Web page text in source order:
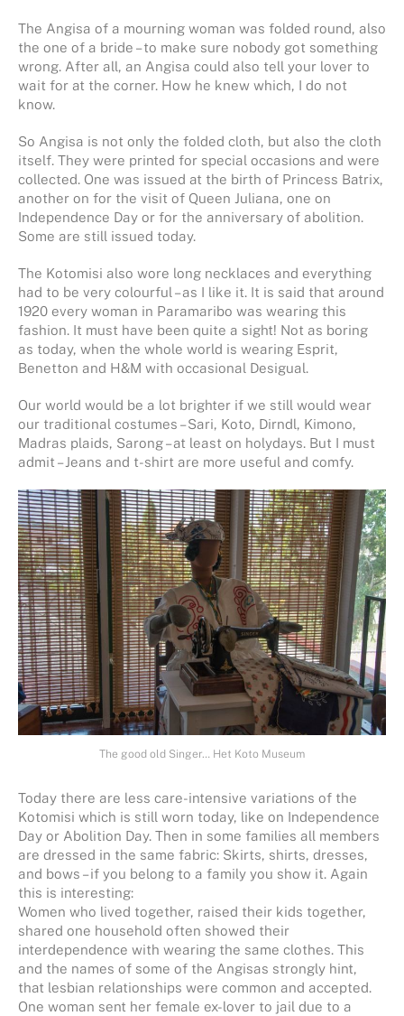
The Angisa of a mourning woman was folded round, also
the one of a bride – to make sure nobody got something
wrong. After all, an Angisa could also tell your lover to
wait for at the corner. How he knew which, I do not
know.
So Angisa is not only the folded cloth, but also the cloth
itself. They were printed for special occasions and were
collected. One was issued at the birth of Princess Batrix,
another on for the visit of Queen Juliana, one on
Independence Day or for the anniversary of abolition.
Some are still issued today.
The Kotomisi also wore long necklaces and everything
had to be very colourful – as I like it. It is said that around
1920 every woman in Paramaribo was wearing this
fashion. It must have been quite a sight! Not as boring
as today, when the whole world is wearing Esprit,
Benetton and H&M with occasional Desigual.
Our world would be a lot brighter if we still would wear
our traditional costumes – Sari, Koto, Dirndl, Kimono,
Madras plaids, Sarong – at least on holydays. But I must
admit – Jeans and t-shirt are more useful and comfy.
The good old Singer… Het Koto Museum
Today there are less care-intensive variations of the
Kotomisi which is still worn today, like on Independence
Day or Abolition Day. Then in some families all members
are dressed in the same fabric: Skirts, shirts, dresses,
and bows – if you belong to a family you show it. Again
this is interesting:
Women who lived together, raised their kids together,
shared one household often showed their
interdependence with wearing the same clothes. This
and the names of some of the Angisas strongly hint,
that lesbian relationships were common and accepted.
One woman sent her female ex-lover to jail due to a